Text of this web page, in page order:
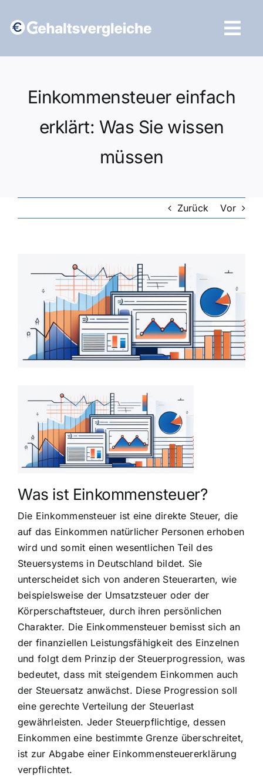
Inhalt
Einkommensteuer einfach
erklärt: Was Sie wissen
müssen
Zurück Vor
grösseres
Was ist Einkommensteuer?
Die Einkommensteuer ist eine direkte Steuer, die
auf das Einkommen natürlicher Personen erhoben
wird und somit einen wesentlichen Teil des
Steuersystems in Deutschland bildet. Sie
unterscheidet sich von anderen Steuerarten, wie
beispielsweise der Umsatzsteuer oder der
Körperschaftsteuer, durch ihren persönlichen
Charakter. Die Einkommensteuer bemisst sich an
der finanziellen Leistungsfähigkeit des Einzelnen
und folgt dem Prinzip der Steuerprogression, was
bedeutet, dass mit steigendem Einkommen auch
der Steuersatz anwächst. Diese Progression soll
eine gerechte Verteilung der Steuerlast
gewährleisten. Jeder Steuerpflichtige, dessen
Einkommen eine bestimmte Grenze überschreitet,
ist zur Abgabe einer Einkommensteuererklärung
verpflichtet.